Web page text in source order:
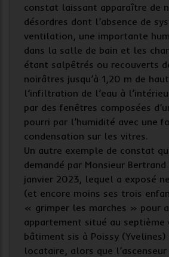
constat laissant apparaître de
désordres dont l’absence de
ventilation, une importante
dans la salle de bain et les
étant salpêtrés ou recouverts
noirâtres jusqu’à 1,20 m de
l’infiltration de l’eau à
par des fenêtres composées
pourri par l’humidité avec une
condensation sur les vitres.
Un autre exemple de constat
demandé par Monsieur Bertrand
janvier 2023, lequel a exposé
(et encore moins ses trois
« grimper les marches » pour
appartement situé au septième
bâtiment sis à Poissy
locataire, alors que